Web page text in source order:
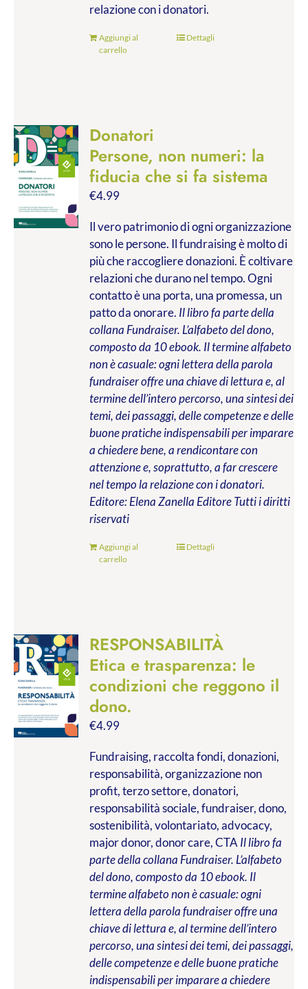
relazione con i donatori.
Aggiungi al
carrello
Dettagli
Donatori
Persone, non numeri: la
fiducia che si fa sistema
€4.99
Il vero patrimonio di ogni organizzazione
sono le persone. Il fundraising è molto di
più che raccogliere donazioni. È coltivare
relazioni che durano nel tempo. Ogni
contatto è una porta, una promessa, un
patto da onorare. Il libro fa parte della
collana Fundraiser. L’alfabeto del dono,
composto da 10 ebook. Il termine alfabeto
non è casuale: ogni lettera della parola
fundraiser offre una chiave di lettura e, al
termine dell’intero percorso, una sintesi dei
temi, dei passaggi, delle competenze e delle
buone pratiche indispensabili per imparare
a chiedere bene, a rendicontare con
attenzione e, soprattutto, a far crescere
nel tempo la relazione con i donatori.
Editore: Elena Zanella EditoreTutti i diritti
riservati
Aggiungi al
carrello
Dettagli
RESPONSABILITÀ
Etica e trasparenza: le
condizioni che reggono il
dono.
€4.99
Fundraising, raccolta fondi, donazioni,
responsabilità, organizzazione non
profit, terzo settore, donatori,
responsabilità sociale, fundraiser, dono,
sostenibilità, volontariato, advocacy,
major donor, donor care, CTA Il libro fa
parte della collana Fundraiser. L’alfabeto
del dono, composto da 10 ebook. Il
termine alfabeto non è casuale: ogni
lettera della parola fundraiser offre una
chiave di lettura e, al termine dell’intero
percorso, una sintesi dei temi, dei passaggi,
delle competenze e delle buone pratiche
indispensabili per imparare a chiedere